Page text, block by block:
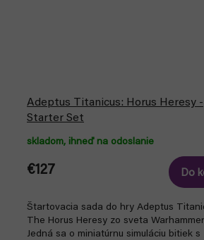
Adeptus Titanicus: Horus Heresy -
Starter Set
skladom, ihneď na odoslanie
€127 Do
Štartovacia sada do hry Adeptus
The Horus Heresy zo sveta
Jedná sa o miniatúrnu simuláciu bitiek s